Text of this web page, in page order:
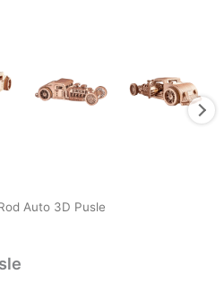
Auto 3D Pusle